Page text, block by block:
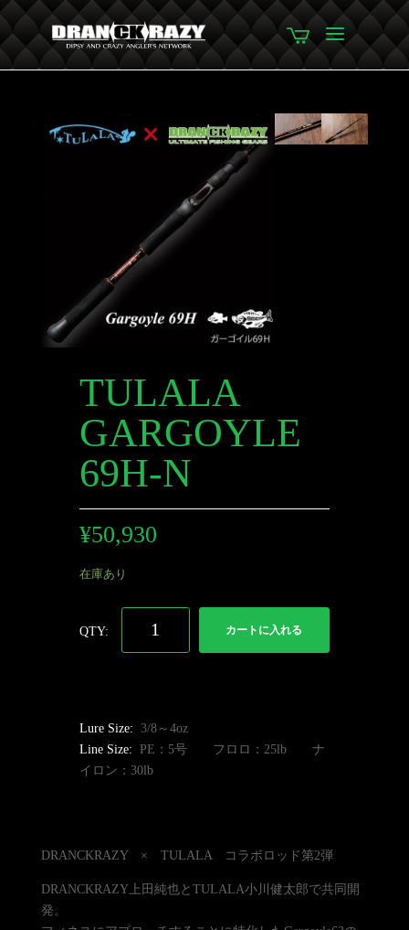
TULALA
GARGOYLE
69H-N
¥50,930
在庫あり
カートに入れる
Lure Size: 3/8～4oz
Line Size: PE：5号 フロロ：25lb ナ
イロン：30lb
DRANCKRAZY × TULALA コラボロッド第2弾
DRANCKRAZY上田純也とTULALA小川健太郎で共同開
発。